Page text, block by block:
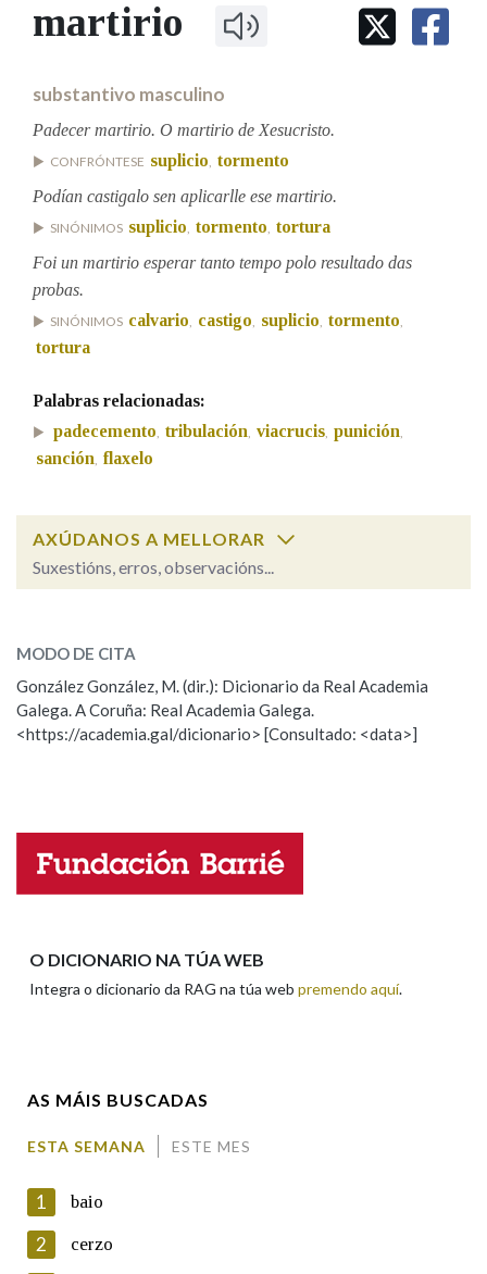
IDENTIDADE CORPORATIVA
MARCIAL DEL ADALID
FIGURAS HOMENAXEADAS
PRIMAVERA DAS LETRAS
PORTAL DAS PALABRAS
Facebook
TwitterYoutubeInstagram
Bluesky
BUSCAR NOS LEMAS
Remata por
Contén
Nos exemplos
Na fraseoloxía
OUTRAS OPCIÓNS DE BUSCA
Marcas gramaticais
LIMPAR
martirio
substantivo masculino
Padecer martirio. O martirio de Xesucristo.
CONFRÓNTESE suplicio, tormento
Podían castigalo sen aplicarlle ese martirio.
SINÓNIMOS suplicio, tormento, tortura
Foi un martirio esperar tanto tempo polo resultado das
probas.
SINÓNIMOS calvario, castigo, suplicio, tormento,
tortura
Palabras relacionadas:
padecemento, tribulación, viacrucis, punición,
sanción, flaxelo
AXÚDANOS A MELLORAR
Suxestións, erros, observacións...
ESCOLLE UNHA OPCIÓN:
Observación Hai un erro na palabra
Propoño mellorar a definición
Nome
MODO DE CITA
González González, M. (dir.): Dicionario da Real Academia
Galega. A Coruña: Real Academia Galega.
<https://academia.gal/dicionario> [Consultado: <data>]
O DICIONARIO NA TÚA WEB
Integra o dicionario da RAG na túa web premendo aquí.
AS MÁIS BUSCADAS
ESTA SEMANA ESTE MES
1 baio
2 cerzo